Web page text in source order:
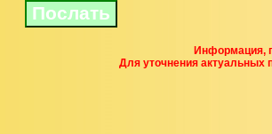
Информация,
Для уточнения актуальных